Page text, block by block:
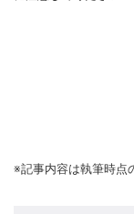
※記事内容は執筆時点